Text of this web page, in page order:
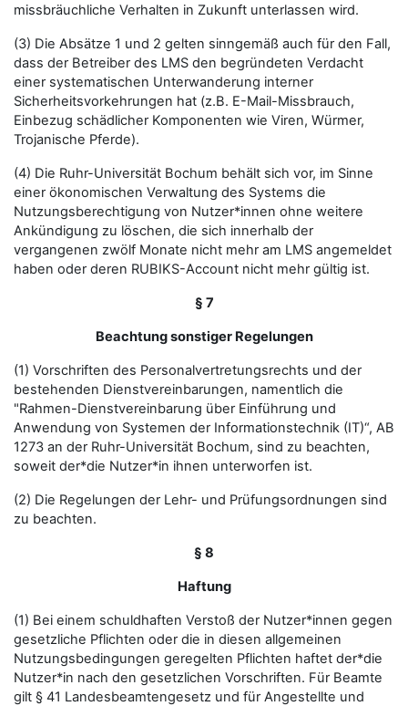
missbräuchliche Verhalten in Zukunft unterlassen wird.
(3) Die Absätze 1 und 2 gelten sinngemäß auch für den Fall,
dass der Betreiber des LMS den begründeten Verdacht
einer systematischen Unterwanderung interner
Sicherheitsvorkehrungen hat (z.B. E-Mail-Missbrauch,
Einbezug schädlicher Komponenten wie Viren, Würmer,
Trojanische Pferde).
(4) Die Ruhr-Universität Bochum behält sich vor, im Sinne
einer ökonomischen Verwaltung des Systems die
Nutzungsberechtigung von Nutzer*innen ohne weitere
Ankündigung zu löschen, die sich innerhalb der
vergangenen zwölf Monate nicht mehr am LMS angemeldet
haben oder deren RUBIKS-Account nicht mehr gültig ist.
§ 7
Beachtung sonstiger Regelungen
(1) Vorschriften des Personalvertretungsrechts und der
bestehenden Dienstvereinbarungen, namentlich die
"Rahmen-Dienstvereinbarung über Einführung und
Anwendung von Systemen der Informationstechnik (IT)“, AB
1273 an der Ruhr-Universität Bochum, sind zu beachten,
soweit der*die Nutzer*in ihnen unterworfen ist.
(2) Die Regelungen der Lehr- und Prüfungsordnungen sind
zu beachten.
§ 8
Haftung
(1) Bei einem schuldhaften Verstoß der Nutzer*innen gegen
gesetzliche Pflichten oder die in diesen allgemeinen
Nutzungsbedingungen geregelten Pflichten haftet der*die
Nutzer*in nach den gesetzlichen Vorschriften. Für Beamte
gilt § 41 Landesbeamtengesetz und für Angestellte und